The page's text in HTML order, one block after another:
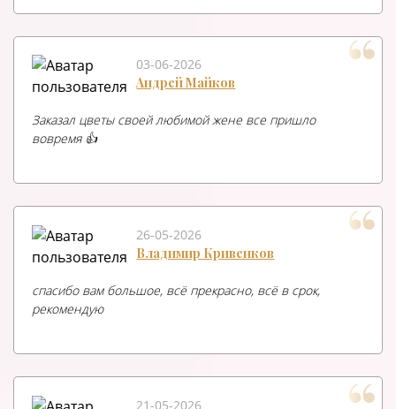
03-06-2026
Андрей Майков
Заказал цветы своей любимой жене все пришло
вовремя 👍
26-05-2026
Владимир Кривенков
спасибо вам большое, всё прекрасно, всё в срок,
рекомендую
21-05-2026